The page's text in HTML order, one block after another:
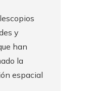
y
han
la
espacial